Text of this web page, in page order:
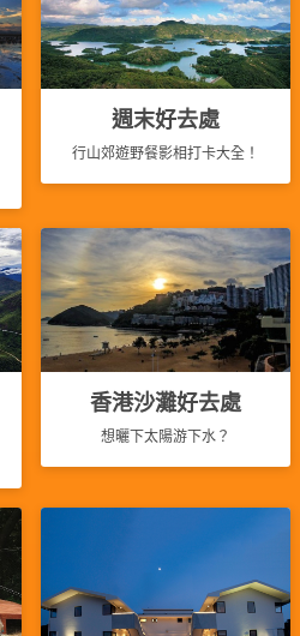
週末好去處
行山郊遊野餐影相打卡大全！
香港沙灘好去處
想曬下太陽游下水？